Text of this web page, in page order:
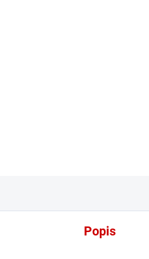
Popis